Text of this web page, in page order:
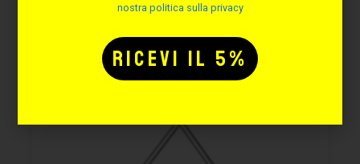
nostra politica sulla privacy